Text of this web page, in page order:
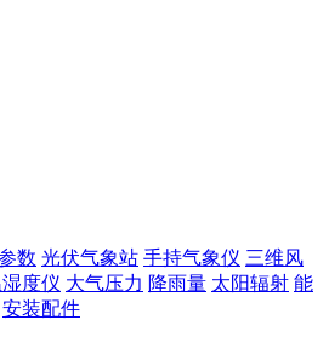
数 光伏气象站 手持气象仪 三维风
度仪 大气压力 降雨量 太阳辐射 能
安装配件